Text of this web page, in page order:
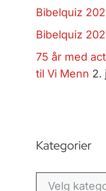
Bibelquiz
Bibelquiz
75 år med
til Vi Menn 2.
Kategorier
Kategorier